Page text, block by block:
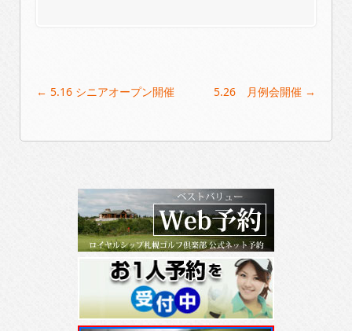
Post
navigation
← 5.16 シニアオープン開催 5.26 月例会開催 →